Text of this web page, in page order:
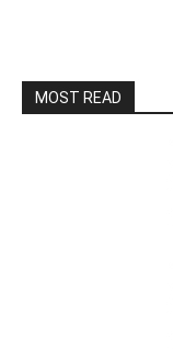
MOST READ